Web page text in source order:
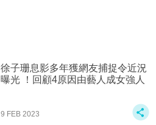
徐子珊息影多年獲網友捕捉令近況
曝光 ！回顧4原因由藝人成女強人
9 FEB 2023